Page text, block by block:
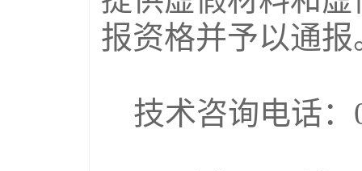
报资格并予以通报
技术咨询电话：